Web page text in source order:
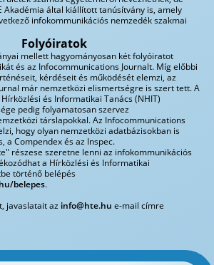
Akadémia által kiállított tanúsítvány is, amely
infokommunikációs nemzedék szakmai
Folyóiratok
mellett hagyományosan két folyóiratot
és az Infocommunications Journalt. Míg előbbi
kérdéseit és működését elemzi, az
már nemzetközi elismertségre is szert tett. A
és Informatikai Tanács (NHIT)
pedig folyamatosan szervez
társlapokkal. Az Infocommunications
hogy olyan nemzetközi adatbázisokban is
a Compendex és az Inspec.
részese szeretne lenni az infokommunikációs
a Hírközlési és Informatikai
történő belépés
belepes.
javaslatait az info@hte.hu e-mail címre